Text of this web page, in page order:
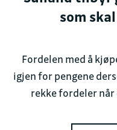
som
Fordelen med å
igjen for pengene
rekke fordeler